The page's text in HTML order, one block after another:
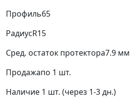
Профиль65
РадиусR15
Сред. остаток протектора7.9 мм
Продажапо 1 шт.
Наличие 1 шт. (через 1-3 дн.)